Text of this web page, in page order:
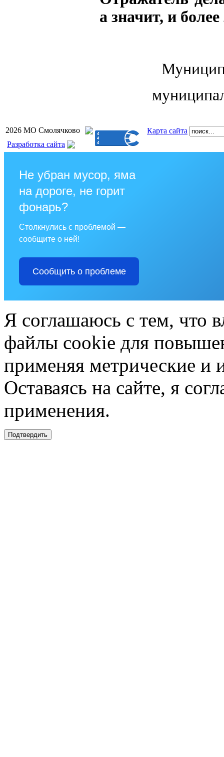
а значит, и
2026 МО Смолячково
Карта сайта
Разработка сайта
Не убран мусор, яма
на дороге, не горит
фонарь?
Столкнулись с проблемой —
сообщите о ней!
Сообщить о проблеме
Я соглашаюсь с тем, что
файлы cookie для
применяя метрические и
Оставаясь на сайте, я
применения.
Подтвердить